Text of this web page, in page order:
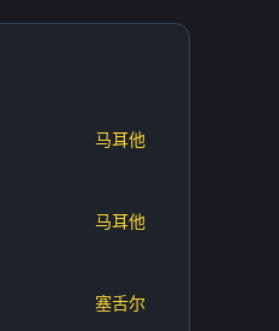
马耳他
马耳他
塞舌尔